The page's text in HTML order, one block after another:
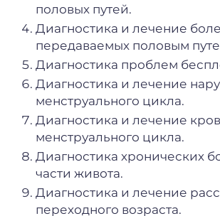
половых путей.
Диагностика и лечение
передаваемых половым
Диагностика проблем
Диагностика и лечение
менструального цикла.
Диагностика и лечение
менструального цикла.
Диагностика хронических
части живота.
Диагностика и лечение
переходного возраста.